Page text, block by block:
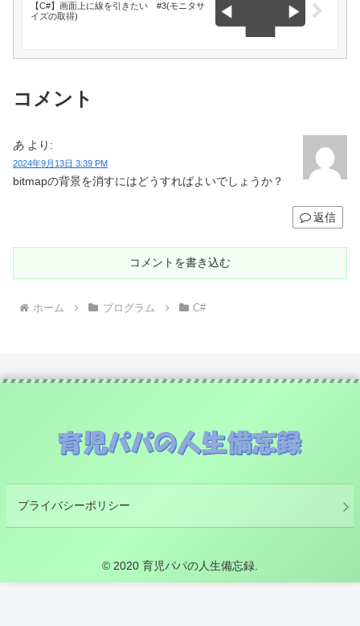
【C#】画面上に線を引きたい #3(モニタサ
イズの取得)
コメント
あ より:
2024年9月13日 3:39 PM
bitmapの背景を消すにはどうすればよいでしょうか？
返信
コメントを書き込む
ホーム プログラム C#
プライバシーポリシー
© 2020 育児パパの人生備忘録.